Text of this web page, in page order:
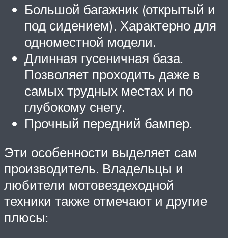
Большой багажник (открытый и
под сидением). Характерно для
одноместной модели.
Длинная гусеничная база.
Позволяет проходить даже в
самых трудных местах и по
глубокому снегу.
Прочный передний бампер.
Эти особенности выделяет сам
производитель. Владельцы и
любители мотовездеходной
техники также отмечают и другие
плюсы: